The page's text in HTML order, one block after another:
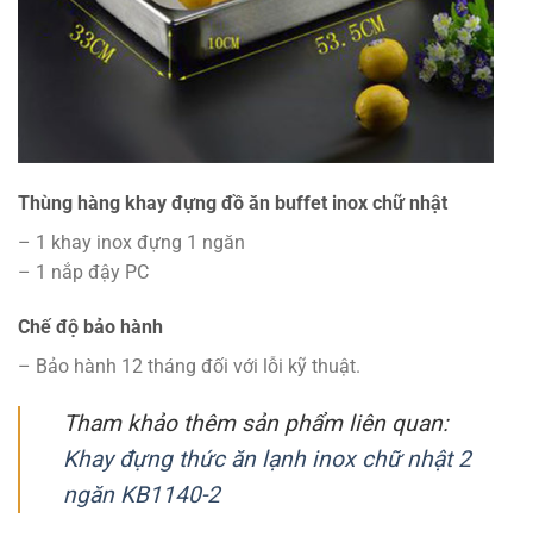
Thùng hàng khay đựng đồ ăn buffet inox chữ nhật
– 1 khay inox đựng 1 ngăn
– 1 nắp đậy PC
Chế độ bảo hành
– Bảo hành 12 tháng đối với lỗi kỹ thuật.
Tham khảo thêm sản phẩm liên quan:
Khay đựng thức ăn lạnh inox chữ nhật 2
ngăn KB1140-2